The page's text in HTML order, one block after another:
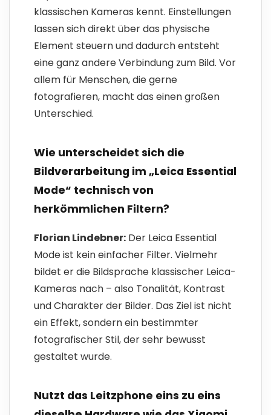
klassischen Kameras kennt. Einstellungen
lassen sich direkt über das physische
Element steuern und dadurch entsteht
eine ganz andere Verbindung zum Bild. Vor
allem für Menschen, die gerne
fotografieren, macht das einen großen
Unterschied.
Wie unterscheidet sich die
Bildverarbeitung im „Leica Essential
Mode“ technisch von
herkömmlichen Filtern?
Florian Lindebner: Der Leica Essential
Mode ist kein einfacher Filter. Vielmehr
bildet er die Bildsprache klassischer Leica-
Kameras nach – also Tonalität, Kontrast
und Charakter der Bilder. Das Ziel ist nicht
ein Effekt, sondern ein bestimmter
fotografischer Stil, der sehr bewusst
gestaltet wurde.
Nutzt das Leitzphone eins zu eins